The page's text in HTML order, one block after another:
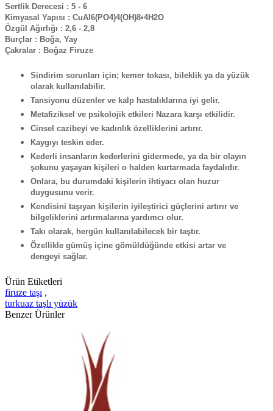
Sertlik Derecesi : 5 - 6
Kimyasal Yapısı : CuAl6(PO4)4(OH)8•4H2O
Özgül Ağırlığı : 2,6 - 2,8
Burçlar : Boğa, Yay
Çakralar : Boğaz Firuze
Sindirim sorunları için; kemer tokası, bileklik ya da yüzük
olarak kullanılabilir.
Tansiyonu düzenler ve kalp hastalıklarına iyi gelir.
Metafiziksel ve psikolojik etkileri Nazara karşı etkilidir.
Cinsel cazibeyi ve kadınlık özelliklerini artırır.
Kaygıyı teskin eder.
Kederli insanların kederlerini gidermede, ya da bir olayın
şokunu yaşayan kişileri o halden kurtarmada faydalıdır.
Onlara, bu durumdaki kişilerin ihtiyacı olan huzur
duygusunu verir.
Kendisini taşıyan kişilerin iyileştirici güçlerini artırır ve
bilgeliklerini artırmalarına yardımcı olur.
Takı olarak, hergün kullanılabilecek bir taştır.
Özellikle gümüş içine gömüldüğünde etkisi artar ve
dengeyi sağlar.
Ürün Etiketleri
firuze taşı ,
turkuaz taşlı yüzük
Benzer Ürünler